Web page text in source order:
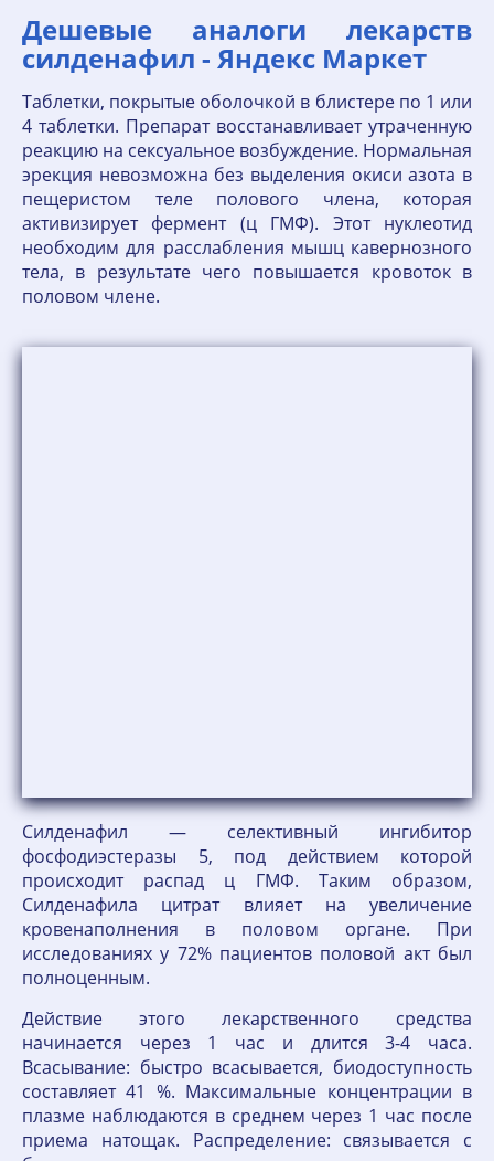
Дешевые аналоги лекарств
силденафил - Яндекс Маркет
Таблетки, покрытые оболочкой в блистере по 1 или
4 таблетки. Препарат восстанавливает утраченную
реакцию на сексуальное возбуждение. Нормальная
эрекция невозможна без выделения окиси азота в
пещеристом теле полового члена, которая
активизирует фермент (ц ГМФ). Этот нуклеотид
необходим для расслабления мышц кавернозного
тела, в результате чего повышается кровоток в
половом члене.
Силденафил — селективный ингибитор
фосфодиэстеразы 5, под действием которой
происходит распад ц ГМФ. Таким образом,
Силденафила цитрат влияет на увеличение
кровенаполнения в половом органе. При
исследованиях у 72% пациентов половой акт был
полноценным.
Действие этого лекарственного средства
начинается через 1 час и длится 3-4 часа.
Всасывание: быстро всасывается, биодоступность
составляет 41 %. Максимальные концентрации в
плазме наблюдаются в среднем через 1 час после
приема натощак. Распределение: связывается с